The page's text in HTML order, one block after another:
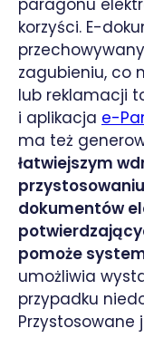
paragonu
korzyści. E-
zagubieniu, co
lub reklamacji
i aplikacja e-
ma też
łatwiejszym
dokumentów
pomoże
umożliwia
przypadku
Przystosowane